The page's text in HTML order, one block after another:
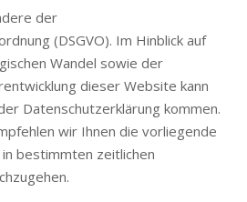
der
(DSGVO). Im Hinblick auf
Wandel sowie der
dieser Website kann
Datenschutzerklärung kommen.
wir Ihnen die vorliegende
bestimmten zeitlichen